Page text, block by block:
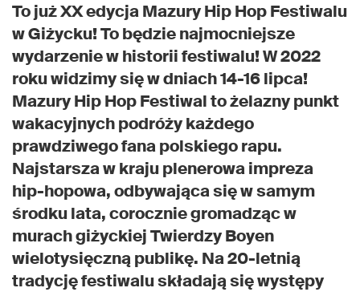
To już XX edycja Mazury Hip Hop Festiwalu
w Giżycku! To będzie najmocniejsze
wydarzenie w historii festiwalu! W 2022
roku widzimy się w dniach 14-16 lipca!
Mazury Hip Hop Festiwal to żelazny punkt
wakacyjnych podróży każdego
prawdziwego fana polskiego rapu.
Najstarsza w kraju plenerowa impreza
hip-hopowa, odbywająca się w samym
środku lata, corocznie gromadząc w
murach giżyckiej Twierdzy Boyen
wielotysięczną publikę. Na 20-letnią
tradycję festiwalu składają się występy